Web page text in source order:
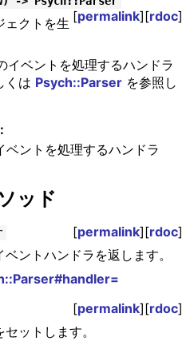
[permalink][rdoc]
ェクトを生
イベントを処理するハンドラ
くは Psych::Parserを参照し
ベントを処理するハンドラ
ッド
[permalink][rdoc]
ントハンドラを返します。
[permalink][rdoc]
ットします。